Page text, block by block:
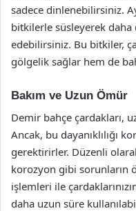
sadece dinlenebilirsiniz.
bitkilerle süsleyerek
edebilirsiniz. Bu bitkiler,
gölgelik sağlar hem de
Bakım ve Uzun Ömür
Demir bahçe çardakları,
Ancak, bu dayanıklılığı
gerektirirler. Düzenli
korozyon gibi sorunların
işlemleri ile
daha uzun süre